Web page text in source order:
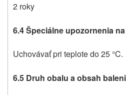
2 roky
6.4 Špeciálne upozornenia
Uchovávať pri teplote do 25 °C.
6.5 Druh obalu a obsah